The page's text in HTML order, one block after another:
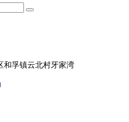
和孚镇云北村牙家湾